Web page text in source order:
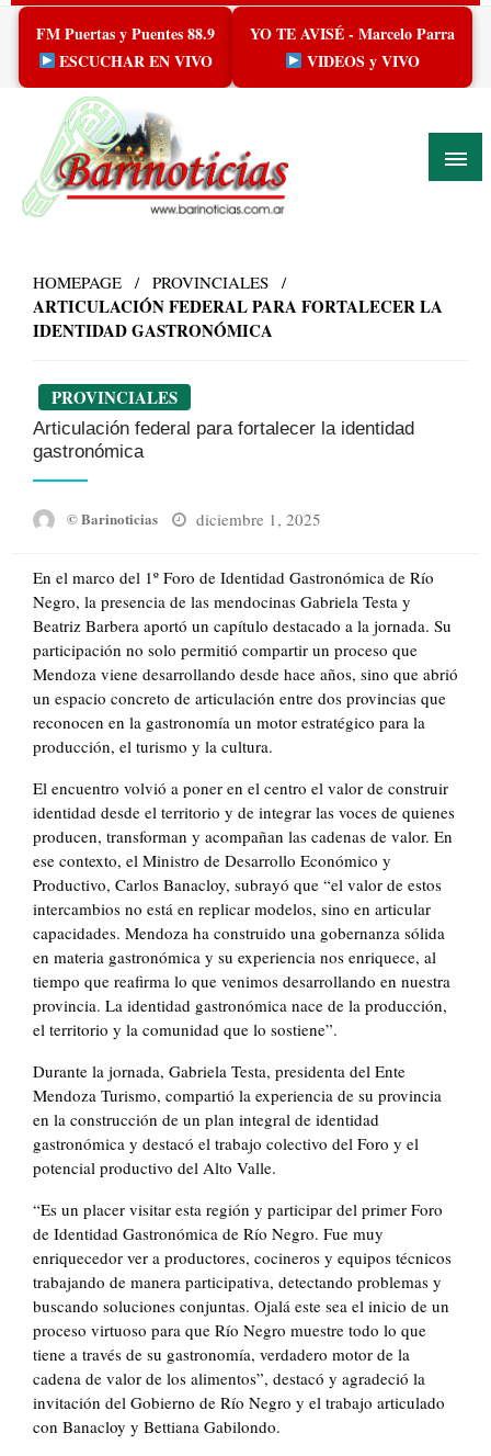
Skip
content
FM Puertas y Puentes 88.9
ESCUCHAR EN VIVO
YO TE AVISÉ - Marcelo Parra
VIDEOS y VIVO
HOMEPAGE PROVINCIALES
ARTICULACIÓN FEDERAL PARA FORTALECER LA
IDENTIDAD GASTRONÓMICA
PROVINCIALES
Articulación federal para fortalecer la identidad
gastronómica
© Barinoticias
Posted
diciembre 1, 2025
En el marco del 1º Foro de Identidad Gastronómica de Río
Negro, la presencia de las mendocinas Gabriela Testa y
Beatriz Barbera aportó un capítulo destacado a la jornada. Su
participación no solo permitió compartir un proceso que
Mendoza viene desarrollando desde hace años, sino que abrió
un espacio concreto de articulación entre dos provincias que
reconocen en la gastronomía un motor estratégico para la
producción, el turismo y la cultura.
El encuentro volvió a poner en el centro el valor de construir
identidad desde el territorio y de integrar las voces de quienes
producen, transforman y acompañan las cadenas de valor. En
ese contexto, el Ministro de Desarrollo Económico y
Productivo, Carlos Banacloy, subrayó que “el valor de estos
intercambios no está en replicar modelos, sino en articular
capacidades. Mendoza ha construido una gobernanza sólida
en materia gastronómica y su experiencia nos enriquece, al
tiempo que reafirma lo que venimos desarrollando en nuestra
provincia. La identidad gastronómica nace de la producción,
el territorio y la comunidad que lo sostiene”.
Durante la jornada, Gabriela Testa, presidenta del Ente
Mendoza Turismo, compartió la experiencia de su provincia
en la construcción de un plan integral de identidad
gastronómica y destacó el trabajo colectivo del Foro y el
potencial productivo del Alto Valle.
“Es un placer visitar esta región y participar del primer Foro
de Identidad Gastronómica de Río Negro. Fue muy
enriquecedor ver a productores, cocineros y equipos técnicos
trabajando de manera participativa, detectando problemas y
buscando soluciones conjuntas. Ojalá este sea el inicio de un
proceso virtuoso para que Río Negro muestre todo lo que
tiene a través de su gastronomía, verdadero motor de la
cadena de valor de los alimentos”, destacó y agradeció la
invitación del Gobierno de Río Negro y el trabajo articulado
con Banacloy y Bettiana Gabilondo.